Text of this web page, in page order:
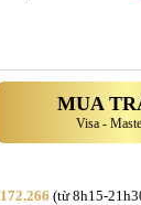
MUA
Visa -
(từ 8h15-